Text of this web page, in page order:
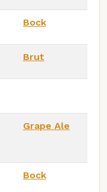
Bock
Brut
Grape Ale
Bock